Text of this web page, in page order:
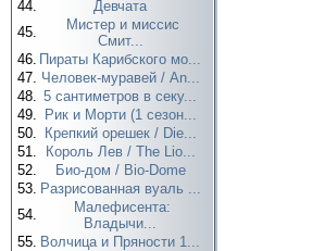
44.
Девчата
45.
Мистер и миссис
Смит...
46. Пираты Карибского мо...
47. Человек-муравей / An...
48. 5 сантиметров в секу...
49.
Рик и Морти (1 сезон...
50.
Крепкий орешек / Die...
51.
Король Лев / The Lio...
52.
Био-дом / Bio-Dome
53. Разрисованная вуаль ...
54.
Малефисента:
Владычи...
55. Волчица и Пряности 1...